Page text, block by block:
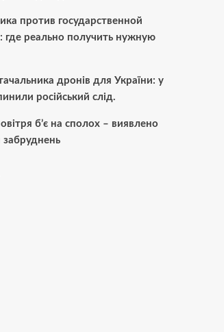
против государственной
где реально получить нужную
дронів для України: у
російський слід.
б’є на сполох – виявлено